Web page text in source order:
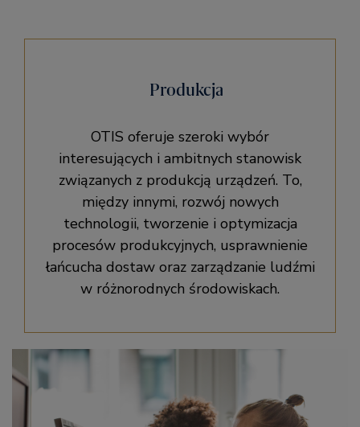
Produkcja
OTIS oferuje szeroki wybór
interesujących i ambitnych stanowisk
związanych z produkcją urządzeń. To,
między innymi, rozwój nowych
technologii, tworzenie i optymizacja
procesów produkcyjnych, usprawnienie
łańcucha dostaw oraz zarządzanie ludźmi
w różnorodnych środowiskach.